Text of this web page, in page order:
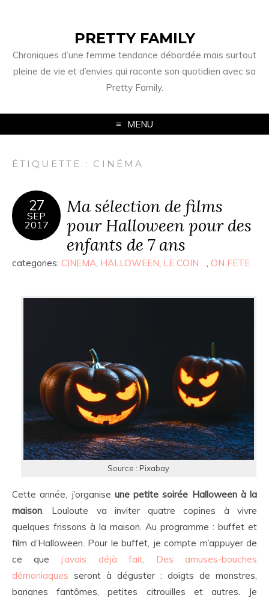
PRETTY FAMILY
Chroniques d’une femme tendance débordée mais surtout
pleine de vie et d’envies qui raconte son quotidien avec sa
Pretty Family.
MENU
ÉTIQUETTE : CINÉMA
27
SEP
2017
Ma sélection de films
pour Halloween pour des
enfants de 7 ans
categories: CINEMA, HALLOWEEN, LE COIN ..., ON FETE
Source : Pixabay
Cette année, j’organise une petite soirée Halloween à la
maison . Louloute va inviter quatre copines à vivre
quelques frissons à la maison. Au programme : buffet et
film d’Halloween. Pour le buffet, je compte m’appuyer de
ce que j’avais déjà fait.
Des amuses-bouches
démoniaques seront à déguster : doigts de monstres,
bananes fantômes, petites citrouilles et autres. Je